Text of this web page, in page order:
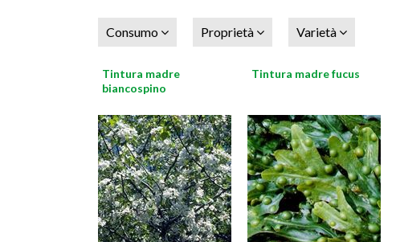
Consumo Proprietà Varietà
Tintura madre
biancospino
Tintura madre fucus